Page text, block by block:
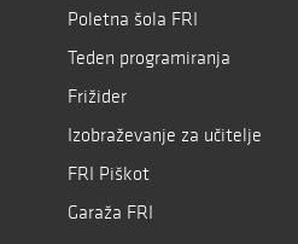
Poletna šola FRI
Teden programiranja
Frižider
Izobraževanje za učitelje
FRI Piškot
Garaža FRI